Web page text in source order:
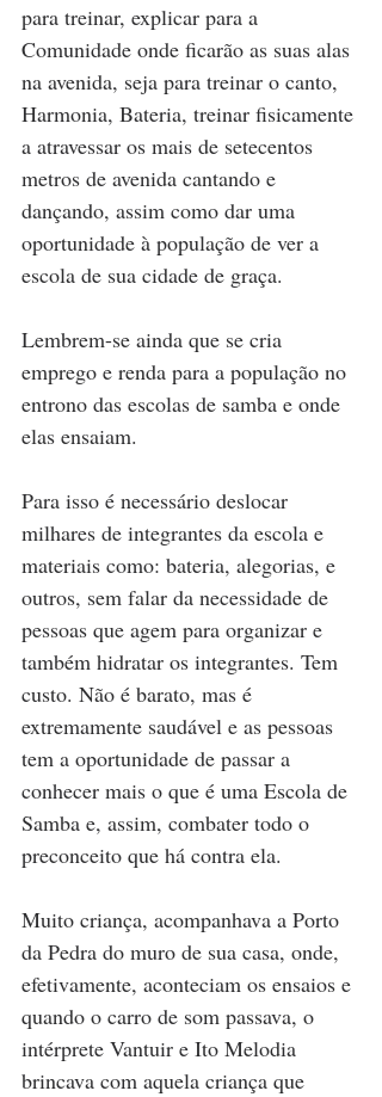
para treinar, explicar para a
Comunidade onde ficarão as suas alas
na avenida, seja para treinar o canto,
Harmonia, Bateria, treinar fisicamente
a atravessar os mais de setecentos
metros de avenida cantando e
dançando, assim como dar uma
oportunidade à população de ver a
escola de sua cidade de graça.
Lembrem-se ainda que se cria
emprego e renda para a população no
entrono das escolas de samba e onde
elas ensaiam.
Para isso é necessário deslocar
milhares de integrantes da escola e
materiais como: bateria, alegorias, e
outros, sem falar da necessidade de
pessoas que agem para organizar e
também hidratar os integrantes. Tem
custo. Não é barato, mas é
extremamente saudável e as pessoas
tem a oportunidade de passar a
conhecer mais o que é uma Escola de
Samba e, assim, combater todo o
preconceito que há contra ela.
Muito criança, acompanhava a Porto
da Pedra do muro de sua casa, onde,
efetivamente, aconteciam os ensaios e
quando o carro de som passava, o
intérprete Vantuir e Ito Melodia
brincava com aquela criança que